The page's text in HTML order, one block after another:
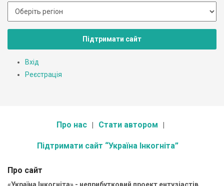
Підтримати сайт
Вхід
Реєстрація
Про нас Стати автором
Підтримати сайт “Україна Інкогніта”
Про сайт